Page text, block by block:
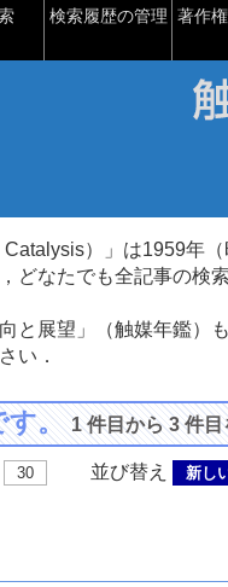
検索履歴の管理 著作
Catalysis）」は1959年
どなたでも全記事の検
と展望」（触媒年鑑）
い．
す。1 件目から 3 件
30 並び替え 新し